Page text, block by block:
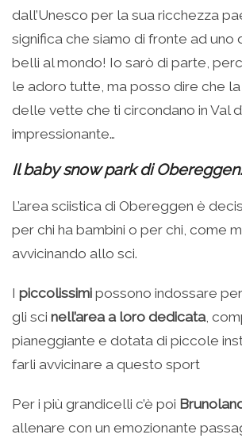
dall’Unesco per la sua ricchezza
significa che siamo di fronte ad uno
belli al mondo! Io sarò di parte,
le adoro tutte, ma posso dire che
delle vette che ti circondano in Val
impressionante…
Il baby snow park di
L’area sciistica di Obereggen è
per chi ha bambini o per chi, come
avvicinando allo sci.
I piccolissimi possono indossare
gli sci nell’area a loro dedicata,
pianeggiante e dotata di piccole
farli avvicinare a questo sport
Per i più grandicelli c’è poi
allenare con un emozionante